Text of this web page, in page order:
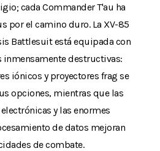
cada Commander T'au ha
por el camino duro. La XV-85
Battlesuit está equipada con
inmensamente destructivas:
iónicos y proyectores frag se
opciones, mientras que las
y las enormes
de datos mejoran
de combate.